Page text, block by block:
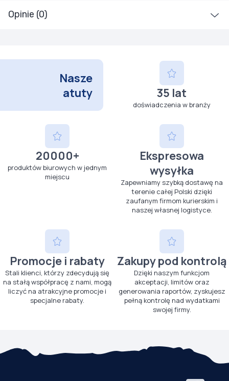
Opinie (0)
Nasze
atuty
35 lat
doświadczenia w branży
20000+
produktów biurowych w jednym
miejscu
Ekspresowa
wysyłka
Zapewniamy szybką dostawę na
terenie całej Polski dzięki
zaufanym firmom kurierskim i
naszej własnej logistyce.
Promocje i rabaty
Stali klienci, którzy zdecydują się
na stałą współpracę z nami, mogą
liczyć na atrakcyjne promocje i
specjalne rabaty.
Zakupy pod kontrolą
Dzięki naszym funkcjom
akceptacji, limitów oraz
generowania raportów, zyskujesz
pełną kontrolę nad wydatkami
swojej firmy.